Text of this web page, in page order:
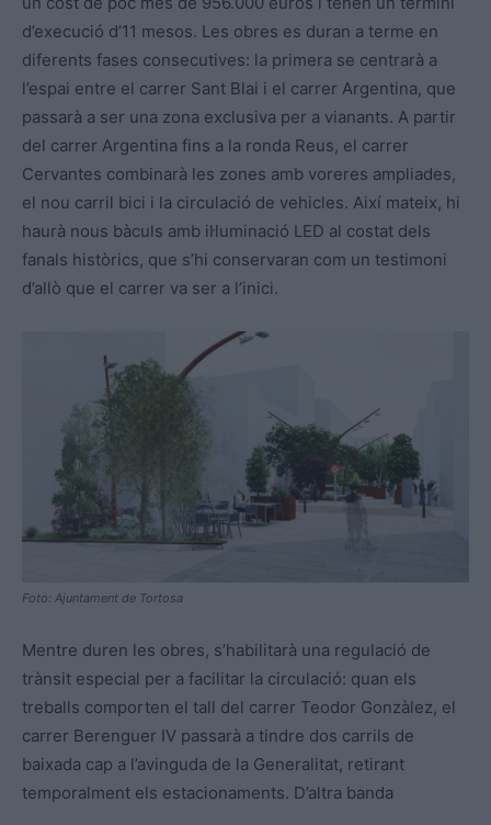
d’execució d’11 mesos. Les obres es duran a terme en
diferents fases consecutives: la primera se centrarà a
l’espai entre el carrer Sant Blai i el carrer Argentina, que
passarà a ser una zona exclusiva per a vianants. A partir
del carrer Argentina fins a la ronda Reus, el carrer
Cervantes combinarà les zones amb voreres ampliades,
el nou carril bici i la circulació de vehicles. Així mateix, hi
haurà nous bàculs amb il·luminació LED al costat dels
fanals històrics, que s’hi conservaran com un testimoni
d’allò que el carrer va ser a l’inici.
Foto: Ajuntament de Tortosa
Mentre duren les obres, s’habilitarà una regulació de
trànsit especial per a facilitar la circulació: quan els
treballs comporten el tall del carrer Teodor Gonzàlez, el
carrer Berenguer IV passarà a tindre dos carrils de
baixada cap a l’avinguda de la Generalitat, retirant
temporalment els estacionaments. D’altra banda